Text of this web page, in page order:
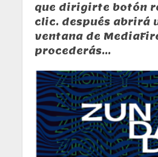
que dirigirte botón
clic. después abrirá
ventana de
procederás...